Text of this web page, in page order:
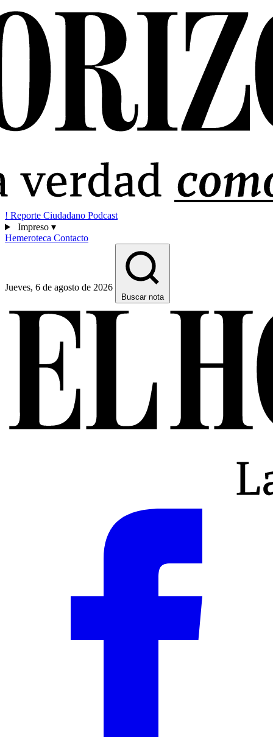
! Reporte Ciudadano Podcast
Impreso ▾
Hemeroteca Contacto
Jueves, 6 de agosto de 2026
Buscar nota